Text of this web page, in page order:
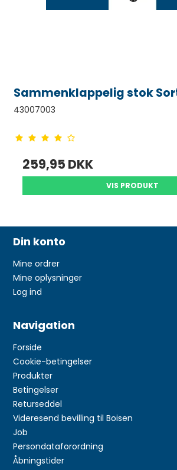
Sammenklappelig stok
43007003
259,95 DKK
VIS PRODUKT
Din konto
Mine ordrer
Mine oplysninger
Log ind
Navigation
Forside
Cookie-betingelser
Produkter
Betingelser
Returseddel
Videresend bevilling til Boisen
Job
Persondataforordning
Åbningstider